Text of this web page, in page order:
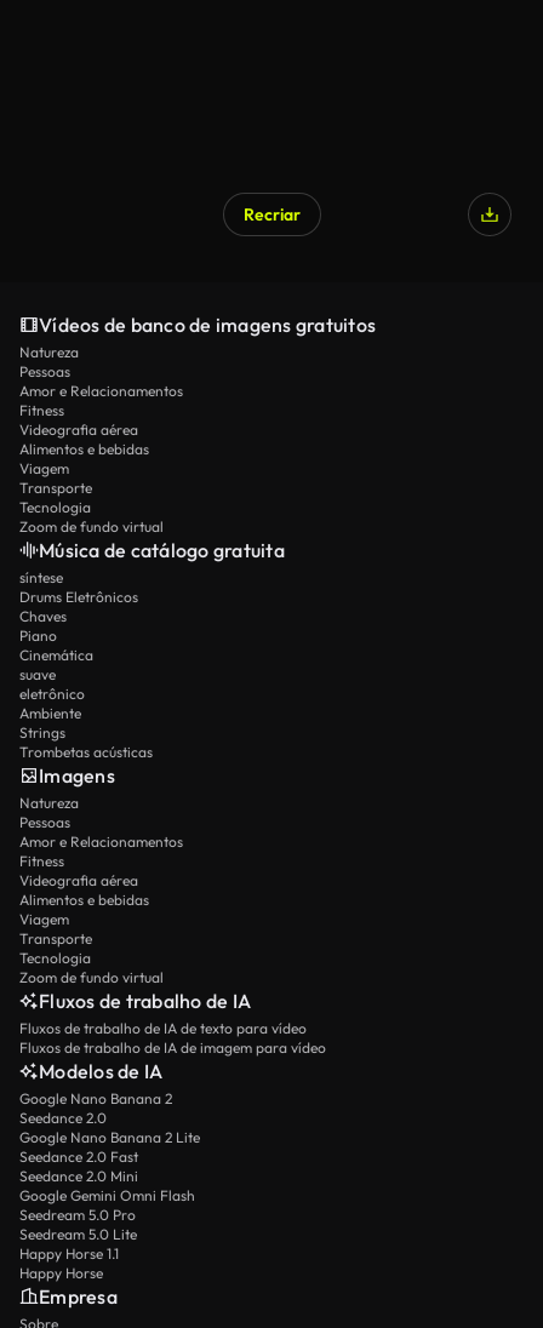
Recriar
Vídeos de banco de imagens gratuitos
Natureza
Pessoas
Amor e Relacionamentos
Fitness
Videografia aérea
Alimentos e bebidas
Viagem
Transporte
Tecnologia
Zoom de fundo virtual
Música de catálogo gratuita
síntese
Drums Eletrônicos
Chaves
Piano
Cinemática
suave
eletrônico
Ambiente
Strings
Trombetas acústicas
Imagens
Natureza
Pessoas
Amor e Relacionamentos
Fitness
Videografia aérea
Alimentos e bebidas
Viagem
Transporte
Tecnologia
Zoom de fundo virtual
Fluxos de trabalho de IA
Fluxos de trabalho de IA de texto para vídeo
Fluxos de trabalho de IA de imagem para vídeo
Modelos de IA
Google Nano Banana 2
Seedance 2.0
Google Nano Banana 2 Lite
Seedance 2.0 Fast
Seedance 2.0 Mini
Google Gemini Omni Flash
Seedream 5.0 Pro
Seedream 5.0 Lite
Happy Horse 1.1
Happy Horse
Empresa
Sobre